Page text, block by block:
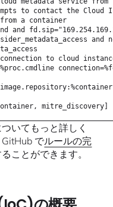
to contact the Cloud
a container
and
and
to cloud
mitre_discovery]
いてもっと詳しく
でルールの完
ことができます。